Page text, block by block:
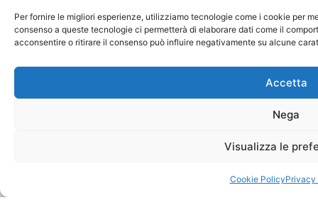
Per fornire le migliori esperienze, utilizziamo tecnologie come i cookie per
consenso a queste tecnologie ci permetterà di elaborare dati come il
acconsentire o ritirare il consenso può influire negativamente su alcune
Accetta
Nega
Visualizza le
Cookie PolicyPrivacy
© 2024 04023120985
Monte
info@petformance.eu
Policy
Cookie
Policy